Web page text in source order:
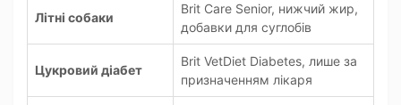
Літні собаки
Brit Care Senior, нижчий жир,
добавки для суглобів
Цукровий діабет
Brit VetDiet Diabetes, лише за
призначенням лікаря